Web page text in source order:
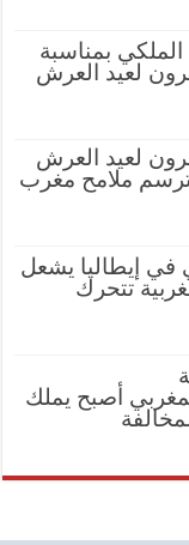
بمناسبة
لعيد العرش
لعيد العرش
ترسم ملامح مغرب
في إيطاليا يشعل
تتحرك
أصبح يملك